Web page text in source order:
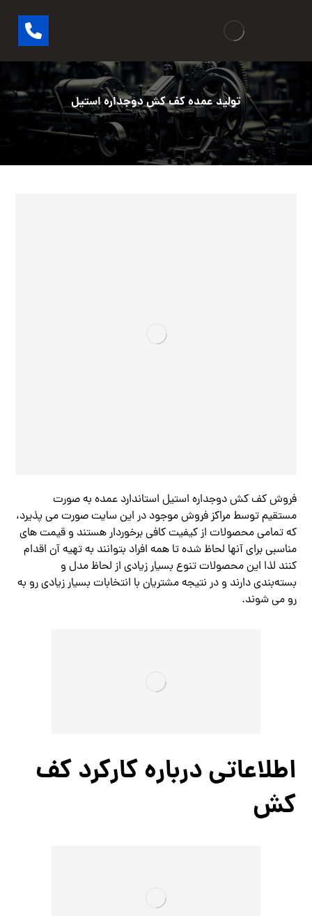
تولید عمده کف کش دوجداره استیل
فروش کف کش دوجداره استیل استاندارد عمده به صورت
مستقیم توسط مراکز فروش موجود در این سایت صورت می پذیرد،
که تمامی محصولات از کیفیت کافی برخوردار هستند و قیمت های
مناسبی برای آنها لحاظ شده تا همه افراد بتوانند به تهیه آن اقدام
کنند لذا این محصولات تنوع بسیار زیادی از لحاظ مدل و
بسته‌بندی دارند و در نتیجه مشتریان با انتخابات بسیار زیادی رو به
رو می شوند.
اطلاعاتی درباره کارکرد کف
کش